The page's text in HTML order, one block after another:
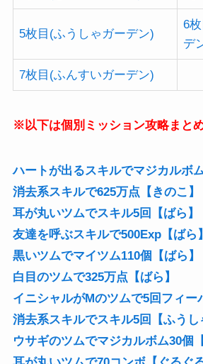
5枚目(ふうしゃガーデン)
6
デ
7枚目(ふんすいガーデン)
※以下は個別ミッション攻略まとめ
ハートが出るスキルでマジカルボ
消去系スキルで625万点【きのこ】
耳が丸いツムでスキル5回【ばら】
友達を呼ぶスキルで500Exp【ばら】
黒いツムでマイツム110個【ばら】
白目のツムで325万点【ばら】
イニシャルがMのツムで5回フィー
消去系スキルでスキル5回【ふうし
ウサギのツムでマジカルボム30個
耳が丸いツムで70コンボ【ぐるぐる